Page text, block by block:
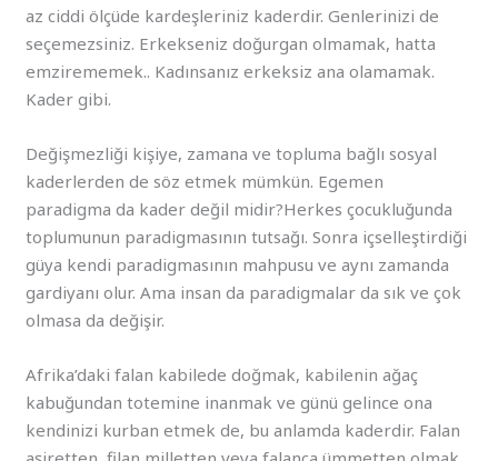
az ciddi ölçüde kardeşleriniz kaderdir. Genlerinizi de
seçemezsiniz. Erkekseniz doğurgan olmamak, hatta
emzirememek.. Kadınsanız erkeksiz ana olamamak.
Kader gibi.
Değişmezliği kişiye, zamana ve topluma bağlı sosyal
kaderlerden de söz etmek mümkün. Egemen
paradigma da kader değil midir?Herkes çocukluğunda
toplumunun paradigmasının tutsağı. Sonra içselleştirdiği
güya kendi paradigmasının mahpusu ve aynı zamanda
gardiyanı olur. Ama insan da paradigmalar da sık ve çok
olmasa da değişir.
Afrika’daki falan kabilede doğmak, kabilenin ağaç
kabuğundan totemine inanmak ve günü gelince ona
kendinizi kurban etmek de, bu anlamda kaderdir. Falan